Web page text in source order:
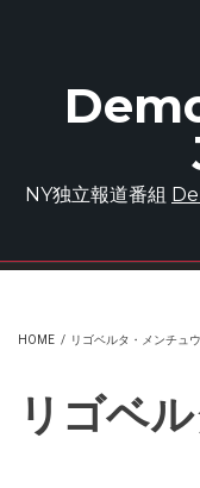
NY独立報道番組
HOME / リゴベルタ・メンチュウ
リゴベ